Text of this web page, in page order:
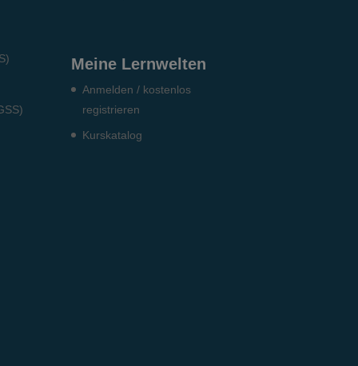
Meine Lernwelten
Anmelden / kostenlos
registrieren
Kurskatalog